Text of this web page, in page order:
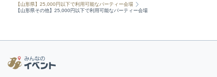
【山形県】25,000円以下で利用可能なパーティー会場
【山形県その他】25,000円以下で利用可能なパーティー会場